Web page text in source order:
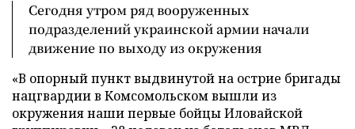
Сегодня утром ряд вооруженных
подразделений украинской армии начали
движение по выходу из окружения
«В опорный пункт выдвинутой на острие бригады
нацгвардии в Комсомольском вышли из
окружения наши первые бойцы Иловайской